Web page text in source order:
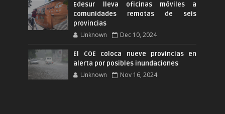
Edesur lleva oficinas móviles a
comunidades remotas de seis
provincias
Unknown Dec 10, 2024
El COE coloca nueve provincias en
alerta por posibles inundaciones
Unknown Nov 16, 2024